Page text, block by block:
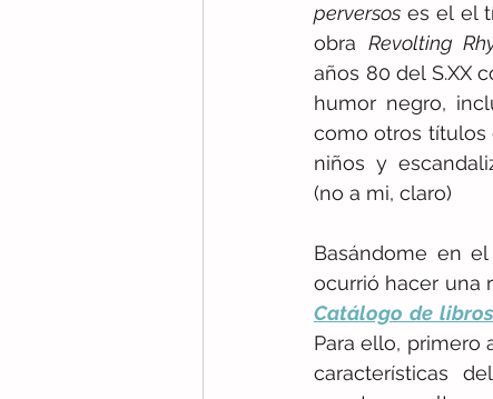
perversos es el el
obra Revolting
años 80 del S.XX
humor negro,
como otros títulos
niños y
(no a mi, claro)
Basándome en
Catálogo de
Para ello, primero
características